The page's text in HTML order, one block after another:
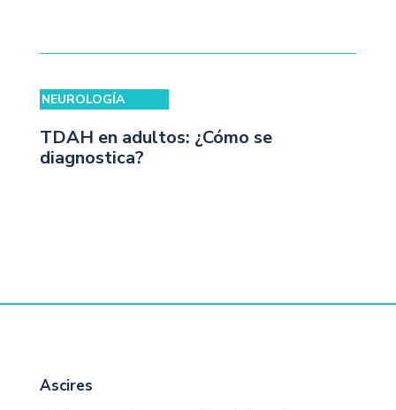
NEUROLOGÍA
TDAH en adultos: ¿Cómo se
diagnostica?
Ascires